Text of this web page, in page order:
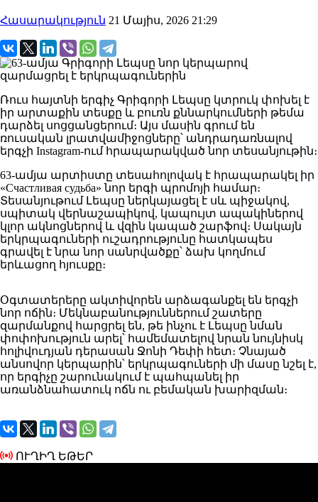
Հասարակություն 21 Մայիս, 2026 21:29
Ռուս հայտնի երգիչ Գրիգորի Լեպսը կտրուկ փոխել է
իր արտաքին տեսքը և բուռն քննարկումների թեմա
դարձել սոցցանցերում։ Այս մասին գրում են
ռուսական լրատվամիջոցները՝ անդրադառնալով
երգչի Instagram-ում հրապարակված նոր տեսանյութին։
63-ամյա արտիստը տեսահոլովակ է հրապարակել իր
«Счастливая судьба» նոր երգի պրոմոյի համար։
Տեսանյութում Լեպսը ներկայացել է սև պիջակով,
սպիտակ վերնաշապիկով, կապույտ ապակիներով
կլոր ակնոցներով և վզին կապած շարֆով։ Սակայն
երկրպագուների ուշադրությունը հատկապես
գրավել է նրա նոր սանրվածքը՝ ձախ կողմում
երևացող հյուսքը։
Օգտատերերը ակտիվորեն արձագանքել են երգչի
նոր ոճին։ Մեկնաբանություններում շատերը
զարմանքով հարցրել են, թե ինչու է Լեպսը նման
փոփոխություն արել՝ համեմատելով նրան նույնիսկ
հոլիվուդյան դերասան Ջոնի Դեփի հետ։ Չնայած
անսովոր կերպարին՝ երկրպագուների մի մասը նշել է,
որ երգիչը շարունակում է պահպանել իր
առանձնահատուկ ոճն ու բեմական խարիզման։
ՈՒՂԻՂ ԵԹԵՐ